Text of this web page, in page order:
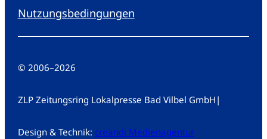
Nutzungsbedingungen
© 2006–2026
ZLP Zeitungsring Lokalpresse Bad Vilbel GmbH |
Design & Technik: creandi Medienagentur